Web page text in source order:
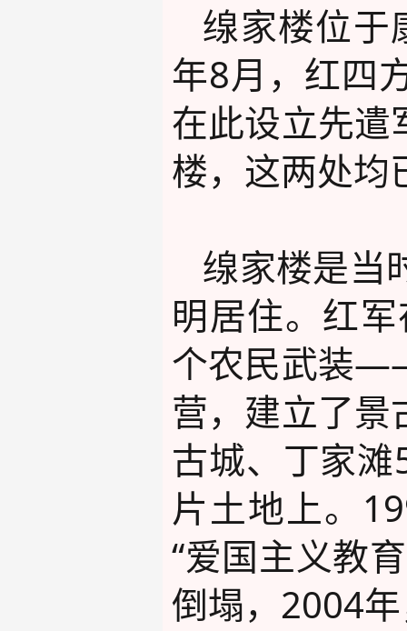
缐家楼位于
年8月，红四
在此设立先遣
楼，这两处均
缐家楼是当
明居住。红
个农民武装
营，建立了景
古城、丁家
片土地上。
“爱国主义教
倒塌，2004